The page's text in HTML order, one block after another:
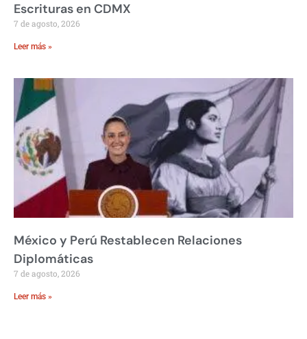
Escrituras en CDMX
7 de agosto, 2026
Leer más »
México y Perú Restablecen Relaciones
Diplomáticas
7 de agosto, 2026
Leer más »